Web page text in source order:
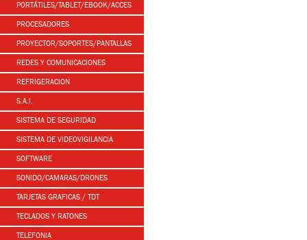
PORTÁTILES/TABLET/EBOOK/ACCES
PROCESADORES
PROYECTOR/SOPORTES/PANTALLAS
REDES Y COMUNICACIONES
REFRIGERACION
S.A.I.
SISTEMA DE SEGURIDAD
SISTEMA DE VIDEOVIGILANCIA
SOFTWARE
SONIDO/CAMARAS/DRONES
TARJETAS GRAFICAS / TDT
TECLADOS Y RATONES
TELEFONIA